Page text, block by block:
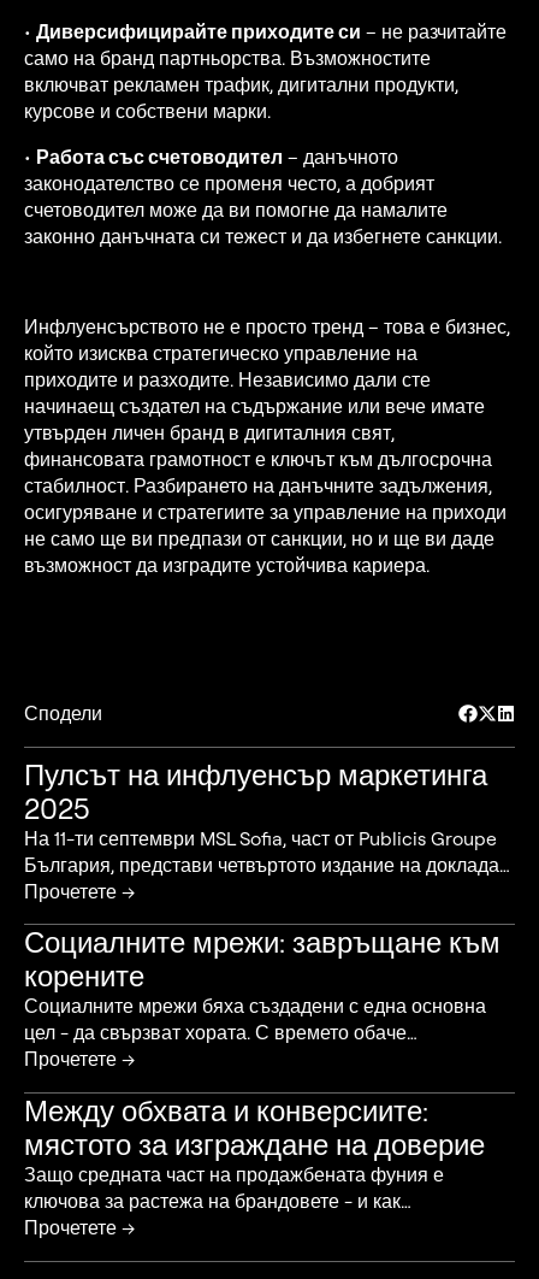
• Диверсифицирайте приходите си – не разчитайте
само на бранд партньорства. Възможностите
включват рекламен трафик, дигитални продукти,
курсове и собствени марки.
• Работа със счетоводител – данъчното
законодателство се променя често, а добрият
счетоводител може да ви помогне да намалите
законно данъчната си тежест и да избегнете санкции.
Инфлуенсърството не е просто тренд – това е бизнес,
който изисква стратегическо управление на
приходите и разходите. Независимо дали сте
начинаещ създател на съдържание или вече имате
утвърден личен бранд в дигиталния свят,
финансовата грамотност е ключът към дългосрочна
стабилност. Разбирането на данъчните задължения,
осигуряване и стратегиите за управление на приходи
не само ще ви предпази от санкции, но и ще ви даде
възможност да изградите устойчива кариера.
Сподели
Пулсът на инфлуенсър маркетинга
2025
На 11-ти септември MSL Sofia, част от Publicis Groupe
България, представи четвъртото издание на доклада
„Пулсът на инфлуенсър маркетинг пазара в
агенция Pragmatica, събра представители на бизнеса,
инфлуенсъри и експерти, за да очертае тенденциите и
предизвикателствата в индустрията. Специален гост
беше лайфстайл инфлуенсърът Ивомила Петкова,
която сподели личния си опит за доверието и
автентичността в партньорствата с брандове.
Прочетете →
Социалните мрежи: завръщане към
корените
Социалните мрежи бяха създадени с една основна
цел - да свързват хората. С времето обаче
платформите претърпяха сериозна трансформация.
превърнаха в алгоритмични машини за съдържание,
където личните истории и автентичните връзки бяха
изместени от безкраен поток от реклами, вайръл
клипове и препоръки от непознати профили. През
2025 г. обаче наблюдаваме интересен обрат -
социалните мрежи започват да се връщат към
Прочетете →
Между обхвата и конверсиите:
мястото за изграждане на доверие
Защо средната част на продажбената фуния е
ключова за растежа на брандовете - и как
инфлуенсър маркетингът я трансформира? В днешно
Прочетете →